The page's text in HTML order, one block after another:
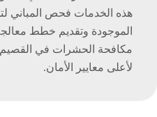
هذه الخدمات فحص المباني
الموجودة وتقديم خطط
مكافحة الحشرات في القصيم
لأعلى معايير الأمان.